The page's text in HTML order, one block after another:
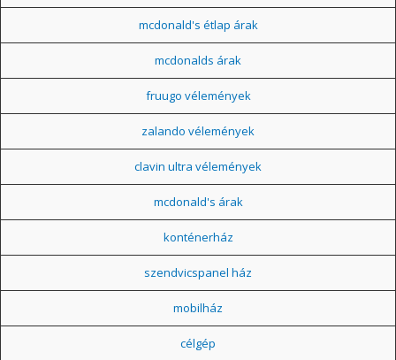
mcdonald's étlap árak
mcdonalds árak
fruugo vélemények
zalando vélemények
clavin ultra vélemények
mcdonald's árak
konténerház
szendvicspanel ház
mobilház
célgép